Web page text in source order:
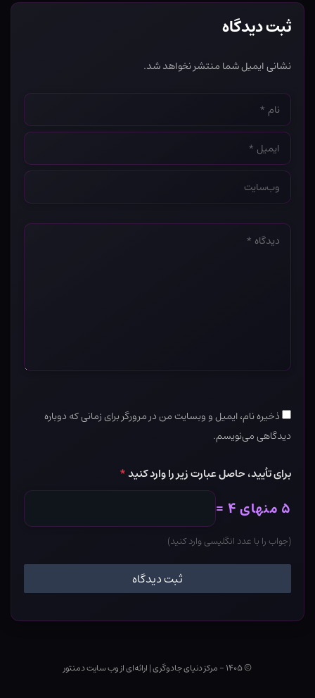
ثبت دیدگاه
نشانی ایمیل شما منتشر نخواهد شد.
نام
*
ایمیل
*
وب‌سایت
*
دیدگاه
ذخیره نام، ایمیل و وبسایت من در مرورگر برای زمانی که دوباره
دیدگاهی می‌نویسم.
برای تأیید، حاصل عبارت زیر را وارد کنید*
۵ منهای ۴ =
(جواب را با عدد انگلیسی وارد کنید)
© ۱۴۰۵ - مرکز دنیای جادوگری |ارائه‌ای از وب ‌سایت دمنتور